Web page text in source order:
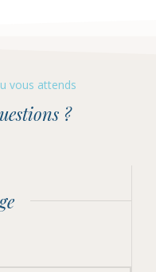
vous attends
?